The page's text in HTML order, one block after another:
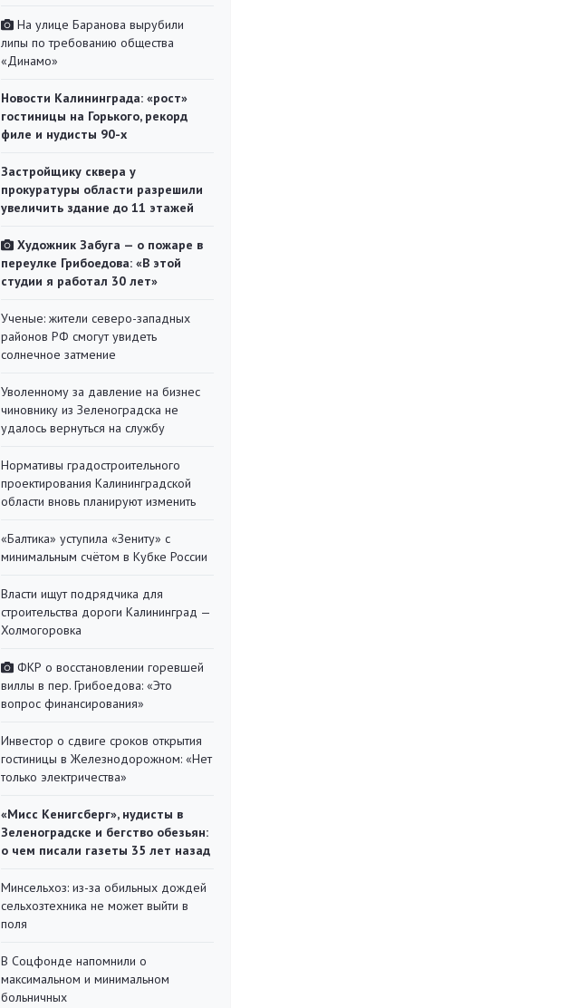
На улице Баранова вырубили
липы по требованию общества
«Динамо»
Новости Калининграда: «рост»
гостиницы на Горького, рекорд
филе и нудисты 90-х
Застройщику сквера у
прокуратуры области разрешили
увеличить здание до 11 этажей
Художник Забуга — о пожаре в
переулке Грибоедова: «В этой
студии я работал 30 лет»
Ученые: жители северо-западных
районов РФ смогут увидеть
солнечное затмение
Уволенному за давление на бизнес
чиновнику из Зеленоградска не
удалось вернуться на службу
Нормативы градостроительного
проектирования Калининградской
области вновь планируют изменить
«Балтика» уступила «Зениту» с
минимальным счётом в Кубке России
Власти ищут подрядчика для
строительства дороги Калининград —
Холмогоровка
ФКР о восстановлении горевшей
виллы в пер. Грибоедова: «Это
вопрос финансирования»
Инвестор о сдвиге сроков открытия
гостиницы в Железнодорожном: «Нет
только электричества»
«Мисс Кенигсберг», нудисты в
Зеленоградске и бегство обезьян:
о чем писали газеты 35 лет назад
Минсельхоз: из-за обильных дождей
сельхозтехника не может выйти в
поля
В Соцфонде напомнили о
максимальном и минимальном
больничных